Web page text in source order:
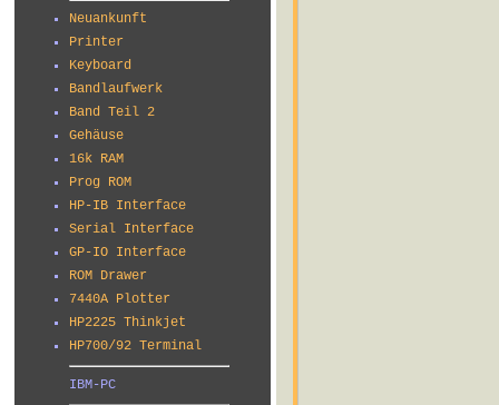
Neuankunft
Printer
Keyboard
Bandlaufwerk
Band Teil 2
Gehäuse
16k RAM
Prog ROM
HP-IB Interface
Serial Interface
GP-IO Interface
ROM Drawer
7440A Plotter
HP2225 Thinkjet
HP700/92 Terminal
IBM-PC